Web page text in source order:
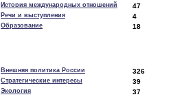
История международных отношений 47
Речи и выступления 4
Образование 18
Внешняя политика России 326
Стратегические интересы 39
Экология 37